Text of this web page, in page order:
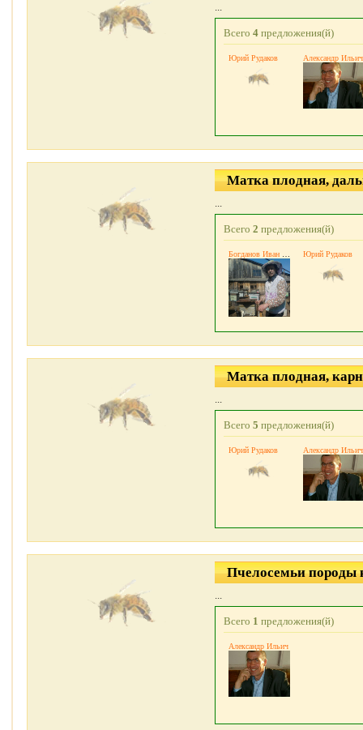
...
Всего 4 предложения(й)
Юрий Рудаков Александр Ильич
Матка плодная,
...
Всего 2 предложения(й)
Юрий Рудаков
Матка плодная,
...
Всего 5 предложения(й)
Юрий Рудаков Александр Ильич
Пчелосемьи породы
...
Всего 1 предложения(й)
Александр Ильич